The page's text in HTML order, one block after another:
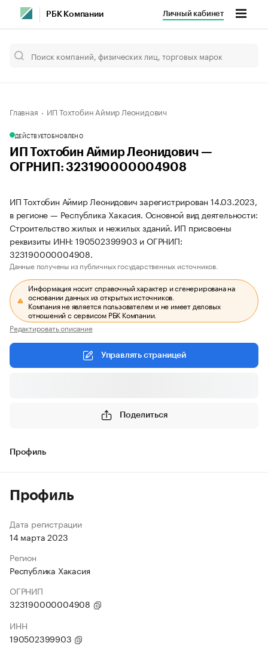
РБК Компании Личный кабинет
Главная ИП Тохтобин Аймир Леонидович
ДЕЙСТВУЕТОБНОВЛЕНО
ИП Тохтобин Аймир Леонидович —
ОГРНИП: 323190000004908
ИП Тохтобин Аймир Леонидович зарегистрирован 14.03.2023,
в регионе — Республика Хакасия. Основной вид деятельности:
Строительство жилых и нежилых зданий. ИП присвоены
реквизиты ИНН: 190502399903 и ОГРНИП:
323190000004908.
Данные получены из публичных государственных источников.
Информация носит справочный характер и сгенерирована на
основании данных из открытых источников.
Компания не является пользователем и не имеет деловых
отношений с сервисом РБК Компании.
Редактировать описание
Управлять страницей
Поделиться
Профиль
Профиль
Дата регистрации
14 марта 2023
Регион
Республика Хакасия
ОГРНИП
323190000004908
ИНН
190502399903